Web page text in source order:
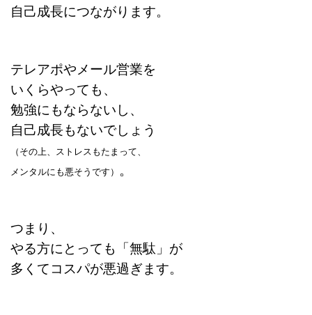
自己成長につながります。
テレアポやメール営業を
いくらやっても、
勉強にもならないし、
自己成長もないでしょう
（その上、ストレスもたまって、
メンタルにも悪そうです） 。
つまり、
やる方にとっても「無駄」が
多くてコスパが悪過ぎます。